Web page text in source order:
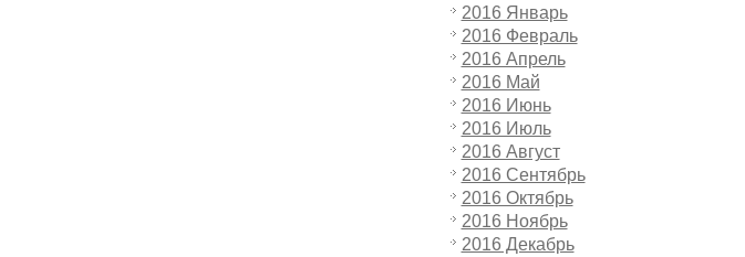
2016 Январь
2016 Февраль
2016 Апрель
2016 Май
2016 Июнь
2016 Июль
2016 Август
2016 Сентябрь
2016 Октябрь
2016 Ноябрь
2016 Декабрь